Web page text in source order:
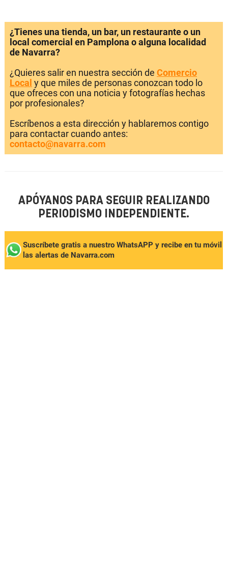
¿Tienes una tienda, un bar, un restaurante o un
local comercial en Pamplona o alguna localidad
de Navarra?
¿Quieres salir en nuestra sección de Comercio
Local y que miles de personas conozcan todo lo
que ofreces con una noticia y fotografías hechas
por profesionales?
Escríbenos a esta dirección y hablaremos contigo
para contactar cuando antes:
contacto@navarra.com
APÓYANOS PARA SEGUIR REALIZANDO
PERIODISMO INDEPENDIENTE.
Suscríbete gratis a nuestro WhatsAPP y recibe en tu móvil
las alertas de Navarra.com